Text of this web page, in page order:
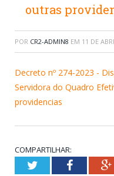
outras
POR CR2-ADMIN8 EM 11 DE
Decreto nº 274-2023 -
Servidora do Quadro
providencias
COMPARTILHAR:
TwitterFacebook